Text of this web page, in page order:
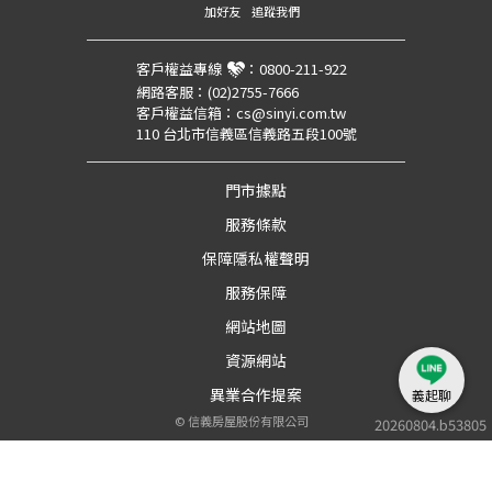
20260804.b53805
加好友 追蹤我們
客戶權益專線 ： 0800-211-922
網路客服： (02)2755-7666
客戶權益信箱： cs@sinyi.com.tw
110 台北市信義區信義路五段100號
門市據點
服務條款
保障隱私權聲明
服務保障
網站地圖
資源網站
異業合作提案
©信義房屋股份有限公司
義起聊